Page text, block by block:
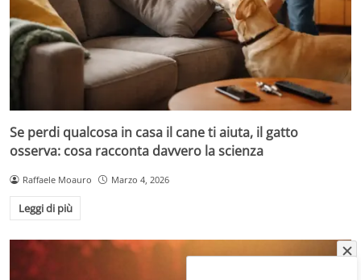
Se perdi qualcosa in casa il cane ti aiuta, il gatto
osserva: cosa racconta davvero la scienza
Raffaele Moauro Marzo 4, 2026
Leggi di più